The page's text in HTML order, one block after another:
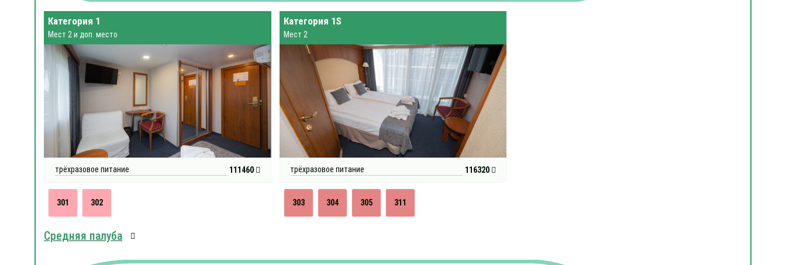
Категория 1
Мест 2 и доп. место
трёхразовое питание 111460
301 302
Категория 1S
Мест 2
трёхразовое питание 116320
303 304 305 311
Средняя палуба